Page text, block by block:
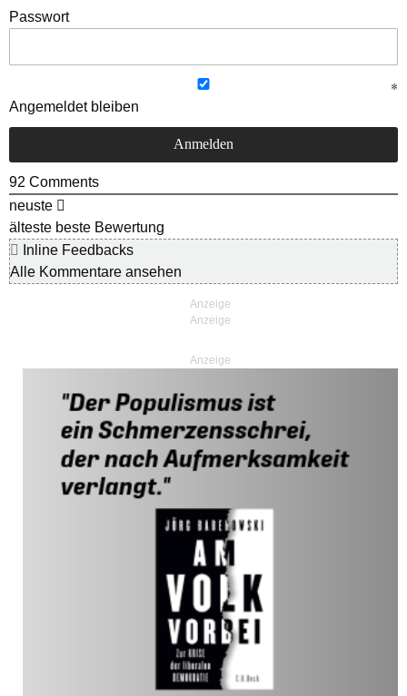
Passwort
Angemeldet bleiben
92 Comments
neuste
älteste beste Bewertung
Inline Feedbacks
Alle Kommentare ansehen
Anzeige